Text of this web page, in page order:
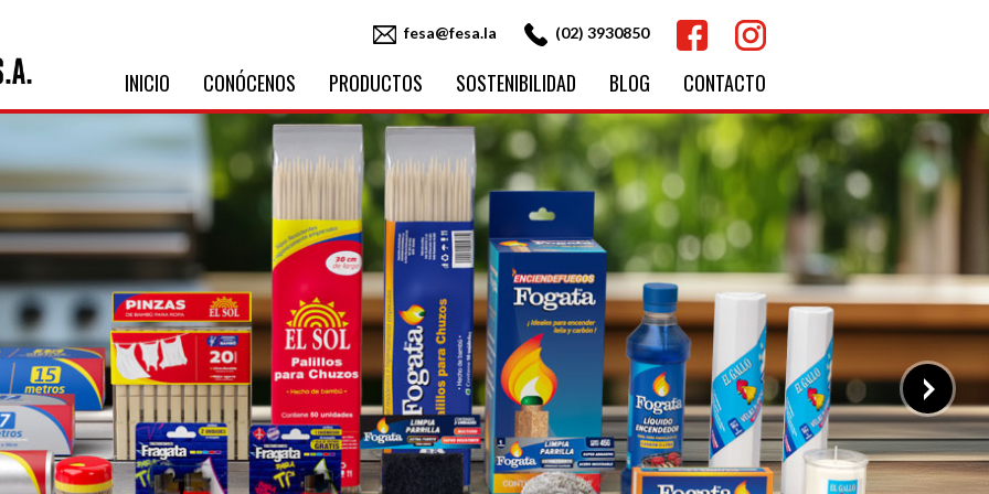
fesa@fesa.la (02) 3930850 FacebookInstagram
INICIO CONÓCENOS PRODUCTOS SOSTENIBILIDAD BLOG CONTACTO